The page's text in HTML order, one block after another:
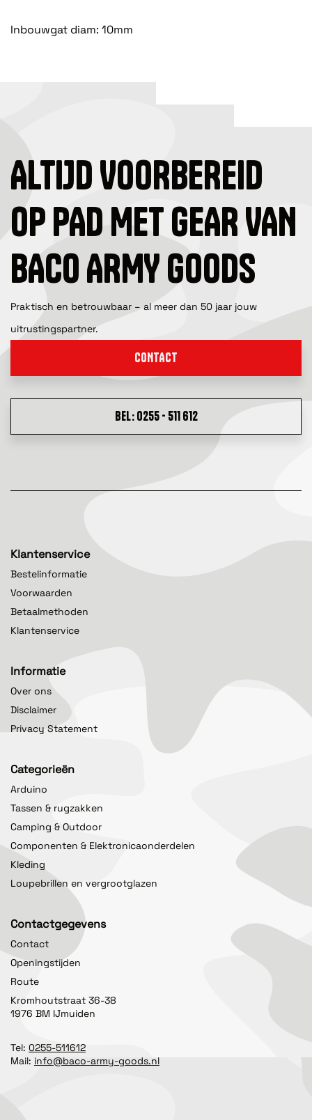
Inbouwgat diam: 10mm
ALTIJD VOORBEREID
OP PAD MET GEAR VAN
BACO ARMY GOODS
Praktisch en betrouwbaar – al meer dan 50 jaar jouw
uitrustingspartner.
CONTACT
BEL: 0255 - 511 612
Klantenservice
Bestelinformatie
Voorwaarden
Betaalmethoden
Klantenservice
Informatie
Over ons
Disclaimer
Privacy Statement
Categorieën
Arduino
Tassen & rugzakken
Camping & Outdoor
Componenten & Elektronicaonderdelen
Kleding
Loupebrillen en vergrootglazen
Contactgegevens
Contact
Openingstijden
Route
Kromhoutstraat 36-38
1976 BM IJmuiden
Tel: 0255-511612
Mail: info@baco-army-goods.nl